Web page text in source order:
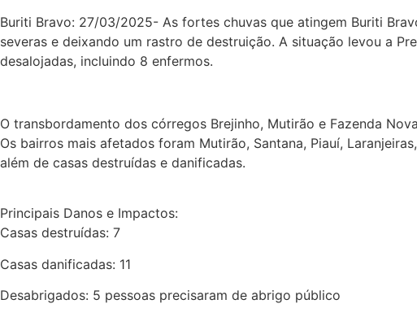
Buriti Bravo: 27/03/2025- As fortes chuvas que atingem Buriti
severas e deixando um rastro de destruição. A situação levou a
desalojadas, incluindo 8 enfermos.
O transbordamento dos córregos Brejinho, Mutirão e Fazenda
Os bairros mais afetados foram Mutirão, Santana, Piauí,
além de casas destruídas e danificadas.
Principais Danos e Impactos:
Casas destruídas: 7
Casas danificadas: 11
Desabrigados: 5 pessoas precisaram de abrigo público